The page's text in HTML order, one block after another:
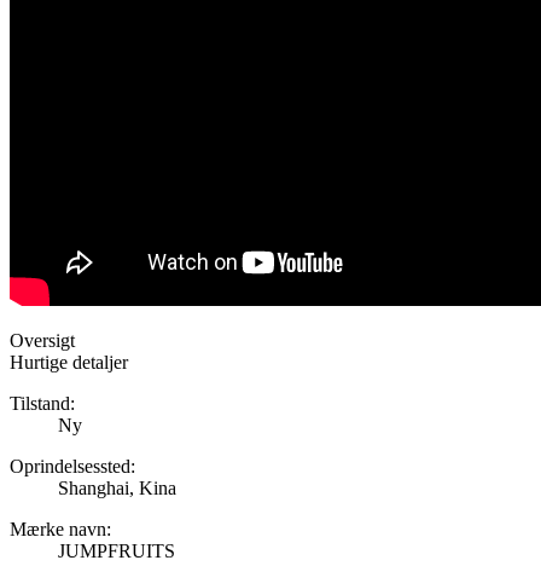
Oversigt
Hurtige detaljer
Tilstand:
Ny
Oprindelsessted:
Shanghai, Kina
Mærke navn:
JUMPFRUITS